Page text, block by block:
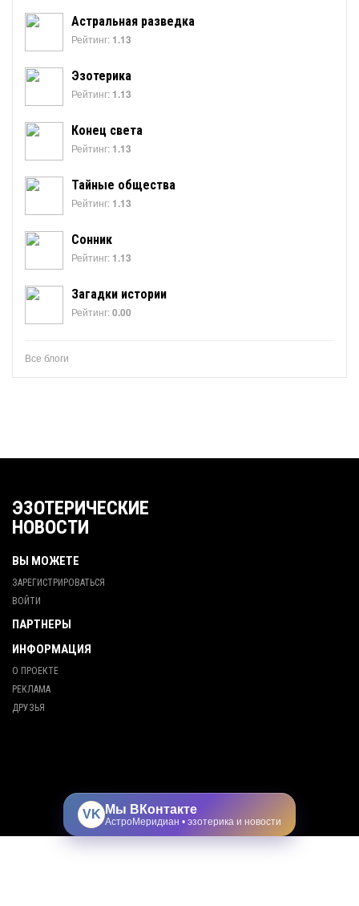
Астральная разведка
Рейтинг: 1.13
Эзотерика
Рейтинг: 1.13
Конец света
Рейтинг: 1.13
Тайные общества
Рейтинг: 1.13
Сонник
Рейтинг: 1.13
Загадки истории
Рейтинг:0.00
Все блоги
ЭЗОТЕРИЧЕСКИЕ
НОВОСТИ
ВЫ МОЖЕТЕ
ЗАРЕГИСТРИРОВАТЬСЯ
ВОЙТИ
ПАРТНЕРЫ
ИНФОРМАЦИЯ
О ПРОЕКТЕ
РЕКЛАМА
ДРУЗЬЯ
VK Мы ВКонтакте
АстроМеридиан • эзотерика и новости